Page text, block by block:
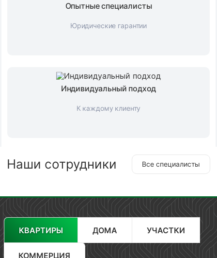
Опытные специалисты
Юридические гарантии
Индивидуальный подход
К каждому клиенту
Наши сотрудники Все специалисты
КВАРТИРЫ ДОМА УЧАСТКИ
КОММЕРЦИЯ